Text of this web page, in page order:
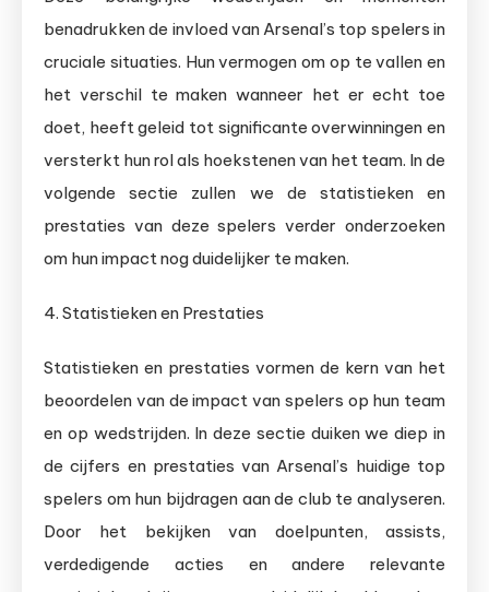
benadrukken de invloed van Arsenal’s top spelers in
cruciale situaties. Hun vermogen om op te vallen en
het verschil te maken wanneer het er echt toe
doet, heeft geleid tot significante overwinningen en
versterkt hun rol als hoekstenen van het team. In de
volgende sectie zullen we de statistieken en
prestaties van deze spelers verder onderzoeken
om hun impact nog duidelijker te maken.
4. Statistieken en Prestaties
Statistieken en prestaties vormen de kern van het
beoordelen van de impact van spelers op hun team
en op wedstrijden. In deze sectie duiken we diep in
de cijfers en prestaties van Arsenal’s huidige top
spelers om hun bijdragen aan de club te analyseren.
Door het bekijken van doelpunten, assists,
verdedigende acties en andere relevante